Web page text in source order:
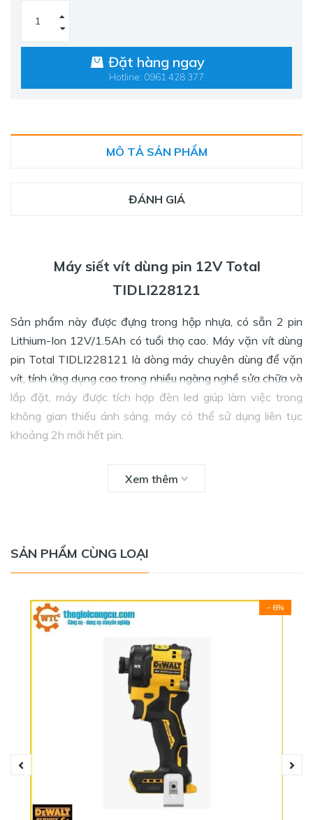
Đặt hàng ngay
Hotline: 0961 428 377
MÔ TẢ SẢN PHẨM
ĐÁNH GIÁ
Máy siết vít dùng pin 12V Total
TIDLI228121
Sản phẩm này được đựng trong hộp nhựa, có sẵn 2 pin
Lithium-Ion 12V/1.5Ah có tuổi thọ cao. Máy vặn vít dùng
pin Total TIDLI228121 là dòng máy chuyên dùng để vặn
vít, tính ứng dụng cao trong nhiều ngàng nghề sửa chữa và
lắp đặt, máy được tích hợp đèn led giúp làm việc trong
không gian thiếu ánh sáng, máy có thể sử dụng liên tục
khoảng 2h mới hết pin.
THÔNG SỐ KỸ THUẬT
Xem thêm
SẢN PHẨM CÙNG LOẠI
- 6%